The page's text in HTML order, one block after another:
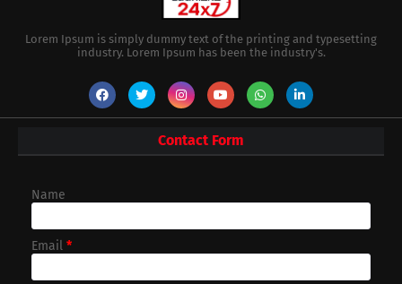
Lorem Ipsum is simply dummy text of the printing and typesetting
industry. Lorem Ipsum has been the industry's.
Contact Form
Name
Email *